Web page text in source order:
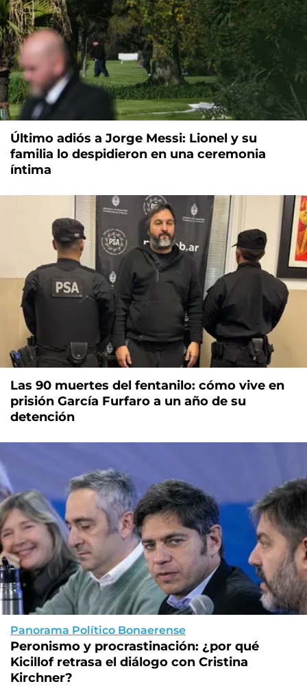
Último adiós a Jorge Messi: Lionel y su
familia lo despidieron en una ceremonia
íntima
Las 90 muertes del fentanilo: cómo vive en
prisión García Furfaro a un año de su
detención
Panorama Político Bonaerense
Peronismo y procrastinación: ¿por qué
Kicillof retrasa el diálogo con Cristina
Kirchner?